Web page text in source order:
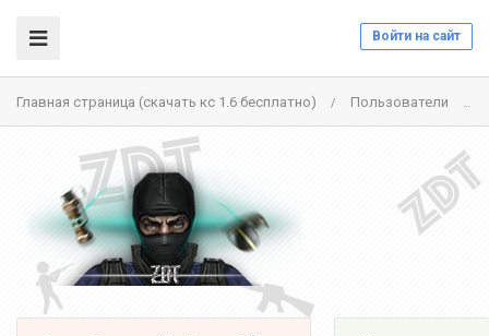
Войти на сайт
Главная страница (скачать кс 1.6 бесплатно) / Пользователи